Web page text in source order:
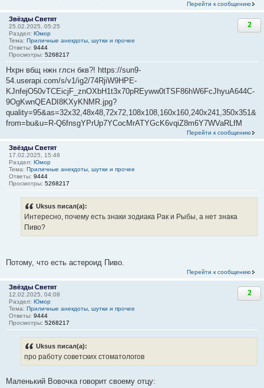
Перейти к сообщению
Звёзды Светят
25.02.2025, 05:25
Раздел: Юмор
Тема: Приличные анекдоты, шутки и прочее
Ответы: 9444
Просмотры: 5268217
2
Нхрн вбщ нжн глсн бкв?! https://sun9-
54.userapi.com/s/v1/ig2/74RjiW9HPE-
KJnfejO50vTCEicjF_znOXbH1t3x70pREyww0tTSF86hW6FcJhyuA644C-
9OgKwnQEADI8KXyKNMR.jpg?
quality=95&as=32x32,48x48,72x72,108x108,160x160,240x241,350x351&
from=bu&u=R-Q6fnsgYPrUp7YCocMrATYGcK6vqiZ8m6Y7WVaRLfM
Перейти к сообщению
Звёзды Светят
17.02.2025, 15:48
Раздел: Юмор
Тема: Приличные анекдоты, шутки и прочее
Ответы: 9444
Просмотры: 5268217
Uksus писал(а):
Интересно, почему есть знаки зодиака Рак и Рыбы, а нет знака
Пиво?
Потому, что есть астероид Пиво.
Перейти к сообщению
Звёзды Светят
12.02.2025, 04:08
Раздел: Юмор
Тема: Приличные анекдоты, шутки и прочее
Ответы: 9444
Просмотры: 5268217
2
Uksus писал(а):
про работу советских стоматологов
Маленький Вовочка говорит своему отцу: